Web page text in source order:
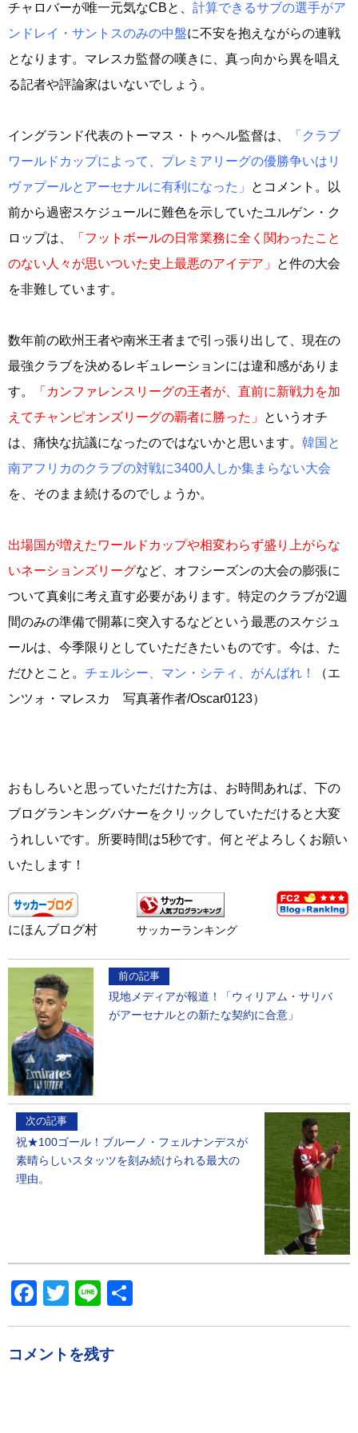
チャロバーが唯一元気なCBと、 計算できるサブの選手がア
ンドレイ・サントスのみの中盤に不安を抱えながらの連戦
となります。マレスカ監督の嘆きに、真っ向から異を唱え
る記者や評論家はいないでしょう。
イングランド代表のトーマス・トゥヘル監督は、
「クラブ
ワールドカップによって、プレミアリーグの優勝争いはリ
ヴァプールとアーセナルに有利になった」
とコメント。以
前から過密スケジュールに難色を示していたユルゲン・ク
ロップは、
「フットボールの日常業務に全く関わったこと
のない人々が思いついた史上最悪のアイデア」
と件の大会
を非難しています。
数年前の欧州王者や南米王者まで引っ張り出して、現在の
最強クラブを決めるレギュレーションには違和感がありま
す。
「カンファレンスリーグの王者が、直前に新戦力を加
えてチャンピオンズリーグの覇者に勝った」
というオチ
は、痛快な抗議になったのではないかと思います。 韓国と
南アフリカのクラブの対戦に3400人しか集まらない大会
を、そのまま続けるのでしょうか。
出場国が増えたワールドカップや相変わらず盛り上がらな
いネーションズリーグなど、オフシーズンの大会の膨張に
ついて真剣に考え直す必要があります。特定のクラブが2週
間のみの準備で開幕に突入するなどという最悪のスケジュ
ールは、今季限りとしていただきたいものです。今は、た
だひとこと。 チェルシー、マン・シティ、がんばれ！
（エ
ンツォ・マレスカ 写真著作者/Oscar0123）
おもしろいと思っていただけた方は、お時間あれば、下の
ブログランキングバナーをクリックしていただけると大変
うれしいです。所要時間は5秒です。何とぞよろしくお願い
いたします！
にほんブログ村 サッカーランキング
前の記事
現地メディアが報道！「ウィリアム・サリバ
がアーセナルとの新たな契約に合意」
次の記事
祝★100ゴール！ブルーノ・フェルナンデスが
素晴らしいスタッツを刻み続けられる最大の
理由。
Facebook
Twitter
Line
有
コメントを残す